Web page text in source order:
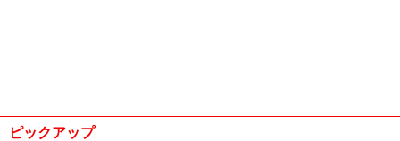
ピックアップ